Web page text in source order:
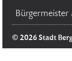
Bürgermeister
© 2026 Stadt